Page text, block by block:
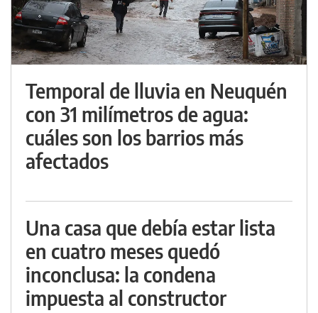
Temporal de lluvia en Neuquén
con 31 milímetros de agua:
cuáles son los barrios más
afectados
Una casa que debía estar lista
en cuatro meses quedó
inconclusa: la condena
impuesta al constructor